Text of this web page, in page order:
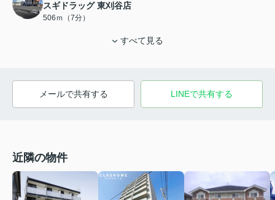
スギドラッグ 東刈谷店
506ｍ（7分）
すべて見る
メールで共有する LINEで共有する
近隣の物件